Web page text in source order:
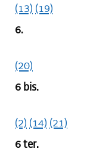
(13) (19)
6.
(20)
6 bis.
(2) (14) (21)
6 ter.